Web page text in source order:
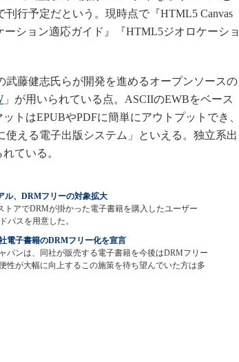
行予定だという。現時点で『HTML5 Canvas
ション適応ガイド』『HTML5ジオロケーショ
藤健志氏らが開発を進めるオープンソースの
」が用いられている点。ASCIIのEWBをベース
トはEPUBやPDFに簡単にアウトプットでき、
える電子出版システム」といえる。独立系出
ている。
ル、DRMフリーの対象拡大
トアでDRMが掛かった電子書籍を購入したユーザー
パスを用意した。
電子書籍のDRMフリー化を宣言
パンは、同社が販売する電子書籍を今後はDRMフリー
性が大幅に向上するこの施策を待ち望んでいた方は多